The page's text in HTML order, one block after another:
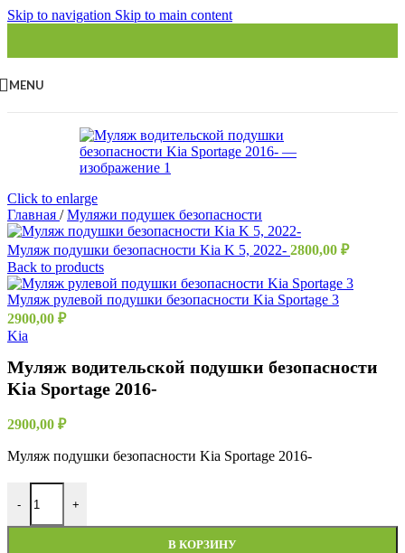
Skip to navigation Skip to main content
MENU
Click to enlarge
Главная / Муляжи подушек безопасности
Муляж подушки безопасности Kia K 5, 2022- 2800,00 ₽
Back to products
Муляж рулевой подушки безопасности Kia Sportage 3
2900,00 ₽
Kia
Муляж водительской подушки безопасности
Kia Sportage 2016-
2900,00 ₽
Муляж подушки безопасности Kia Sportage 2016-
- +
В КОРЗИНУ